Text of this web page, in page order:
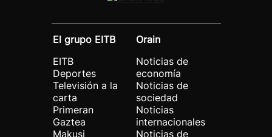
El grupo EITB
EITB
Deportes
Televisión a la
carta
Primeran
Gaztea
Makusi
Orain
Noticias de
economía
Noticias de
sociedad
Noticias
internacionales
Noticias de